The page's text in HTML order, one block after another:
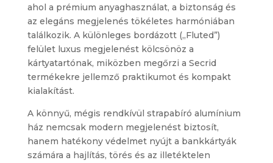
ahol a prémium anyaghasználat, a biztonság és
az elegáns megjelenés tökéletes harmóniában
találkozik. A különleges bordázott („Fluted”)
felület luxus megjelenést kölcsönöz a
kártyatartónak, miközben megőrzi a Secrid
termékekre jellemző praktikumot és kompakt
kialakítást.
A könnyű, mégis rendkívül strapabíró alumínium
ház nemcsak modern megjelenést biztosít,
hanem hatékony védelmet nyújt a bankkártyák
számára a hajlítás, törés és az illetéktelen